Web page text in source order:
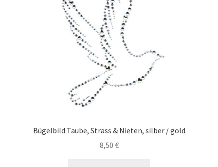
Bügelbild Taube, Strass & Nieten, silber / gold
8,50 €